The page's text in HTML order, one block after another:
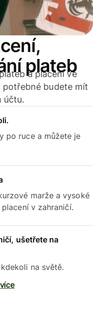
plateb
a placení ve
budete mít
účtu.
po ruce a můžete je
marže a vysoké
v zahraničí.
ušetřete na
na světě.